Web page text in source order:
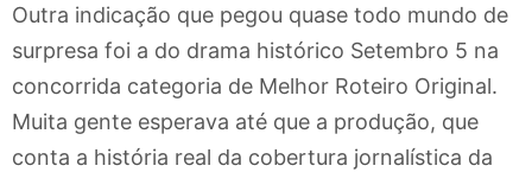
Outra indicação que pegou quase todo mundo de
surpresa foi a do drama histórico Setembro 5 na
concorrida categoria de Melhor Roteiro Original.
Muita gente esperava até que a produção, que
conta a história real da cobertura jornalística da